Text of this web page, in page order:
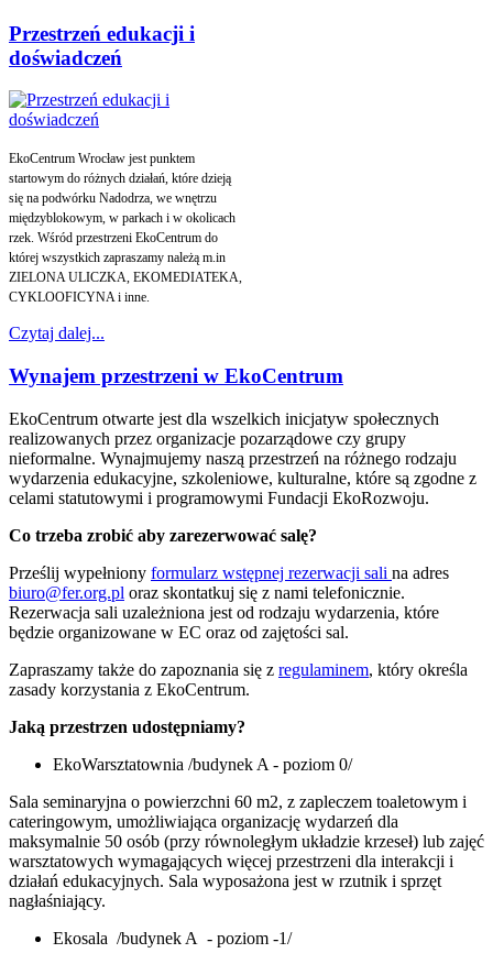
Przestrzeń edukacji i
doświadczeń
EkoCentrum Wrocław jest punktem
startowym do różnych działań, które dzieją
się na podwórku Nadodrza, we wnętrzu
międzyblokowym, w parkach i w okolicach
rzek. Wśród przestrzeni EkoCentrum do
której wszystkich zapraszamy należą m.in
ZIELONA ULICZKA, EKOMEDIATEKA,
CYKLOOFICYNA i inne.
Czytaj dalej...
Wynajem przestrzeni w EkoCentrum
EkoCentrum otwarte jest dla wszelkich inicjatyw społecznych
realizowanych przez organizacje pozarządowe czy grupy
nieformalne. Wynajmujemy naszą przestrzeń na różnego rodzaju
wydarzenia edukacyjne, szkoleniowe, kulturalne, które są zgodne z
celami statutowymi i programowymi Fundacji EkoRozwoju.
Co trzeba zrobić aby zarezerwować salę?
Prześlij wypełniony formularz wstępnej rezerwacji sali na adres
biuro@fer.org.pl oraz skontatkuj się z nami telefonicznie.
Rezerwacja sali uzależniona jest od rodzaju wydarzenia, które
będzie organizowane w EC oraz od zajętości sal.
Zapraszamy także do zapoznania się z regulaminem, który określa
zasady korzystania z EkoCentrum.
Jaką przestrzen udostępniamy?
EkoWarsztatownia /budynek A - poziom 0/
Sala seminaryjna o powierzchni 60 m2, z zapleczem toaletowym i
cateringowym, umożliwiająca organizację wydarzeń dla
maksymalnie 50 osób (przy równoległym układzie krzeseł) lub zajęć
warsztatowych wymagających więcej przestrzeni dla interakcji i
działań edukacyjnych. Sala wyposażona jest w rzutnik i sprzęt
nagłaśniający.
Ekosala /budynek A - poziom -1/